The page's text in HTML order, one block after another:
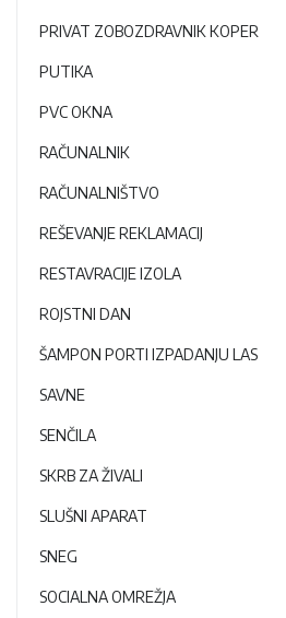
PRIVAT ZOBOZDRAVNIK KOPER
PUTIKA
PVC OKNA
RAČUNALNIK
RAČUNALNIŠTVO
REŠEVANJE REKLAMACIJ
RESTAVRACIJE IZOLA
ROJSTNI DAN
ŠAMPON PORTI IZPADANJU LAS
SAVNE
SENČILA
SKRB ZA ŽIVALI
SLUŠNI APARAT
SNEG
SOCIALNA OMREŽJA